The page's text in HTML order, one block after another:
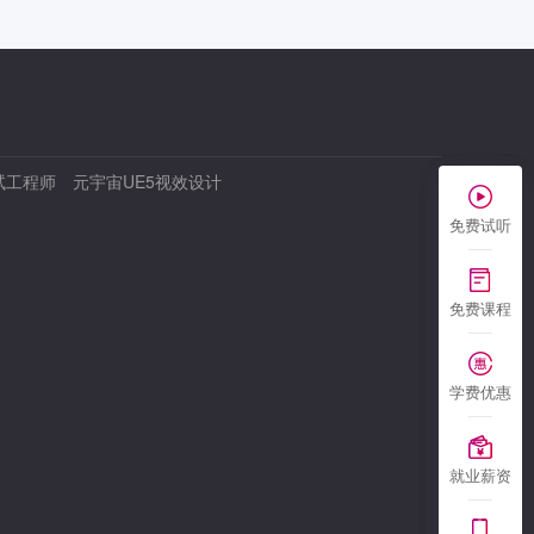
工程师 元宇宙UE5视效设计
免费试听
免费课程
学费优惠
就业薪资